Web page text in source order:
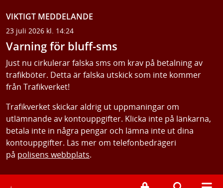
VIKTIGT MEDDELANDE
23 juli 2026 kl. 14:24
Varning för bluff-sms
Just nu cirkulerar falska sms om krav på betalning av
trafikböter. Detta är falska utskick som inte kommer
från Trafikverket!
Trafikverket skickar aldrig ut uppmaningar om
utlämnande av kontouppgifter. Klicka inte på länkarna,
betala inte in några pengar och lämna inte ut dina
kontouppgifter. Läs mer om telefonbedrägeri
på polisens webbplats.